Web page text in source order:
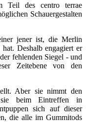
Teil des centro terrae
Schauergestalten
jener ist, die Merlin
Deshalb engagiert er
fehlenden Siegel - und
Zeitebene von den
Aber sie nimmt den
beim Eintreffen in
sich auf dieser
die alle im Gummitods